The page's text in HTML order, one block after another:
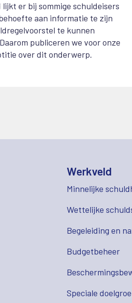
er bij sommige schuldeisers
aan informatie te zijn
te kunnen
publiceren we voor onze
over dit onderwerp.
Werkveld
Minnelijke
Wettelijke
Begeleiding en
Budgetbeheer
Speciale